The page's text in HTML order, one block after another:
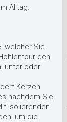
Alltag.
welcher Sie
den
unter-oder
Kerzen
nachdem Sie
isolierenden
um die